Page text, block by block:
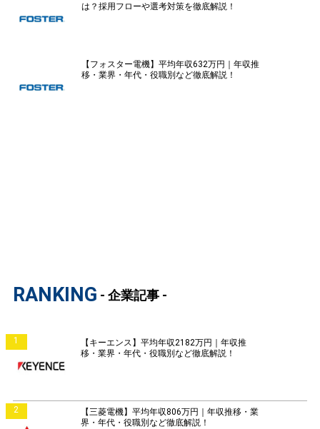
は？採用フローや選考対策を徹底解説！
【フォスター電機】平均年収632万円｜年収推
移・業界・年代・役職別など徹底解説！
RANKING - 企業記事 -
1
【キーエンス】平均年収2182万円｜年収推
移・業界・年代・役職別など徹底解説！
2
【三菱電機】平均年収806万円｜年収推移・業
界・年代・役職別など徹底解説！